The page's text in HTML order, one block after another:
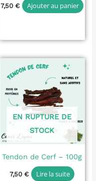
7,50€ Ajouter au panier
EN RUPTURE DE
STOCK
Tendon de Cerf – 100g
7,50€ Lire la suite